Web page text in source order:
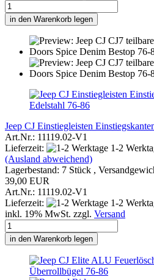
in den Warenkorb legen
Jeep CJ Einstiegleisten
Art.Nr.: 11119.02-V1
Lieferzeit:
1-2
(Ausland abweichend)
Lagerbestand: 7 Stück ,
39,00 EUR
Art.Nr.: 11119.02-V1
Lieferzeit:
1-2
inkl. 19% MwSt. zzgl. Versand
in den Warenkorb legen